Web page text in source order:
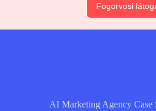
Fogorvosi
AI Marketing Agency Case